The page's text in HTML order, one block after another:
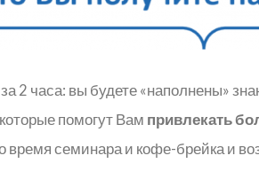
2 часа: вы будете «наполнены»
помогут Вам привлекать
семинара и кофе-брейка и